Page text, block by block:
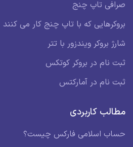
صرافی تاپ چنج
بروکرهایی که با تاپ چنج کار می کنند
شارژ بروکر ویندزور با تتر
ثبت نام در بروکر کوتکس
ثبت نام در آمارکتس
مطالب کاربردی
حساب اسلامی فارکس چیست؟